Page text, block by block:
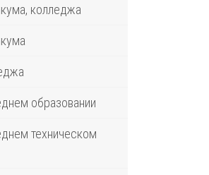
колледжа
образовании
техническом